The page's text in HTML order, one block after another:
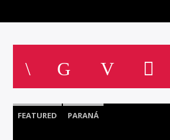
FEATURED PARANÁ